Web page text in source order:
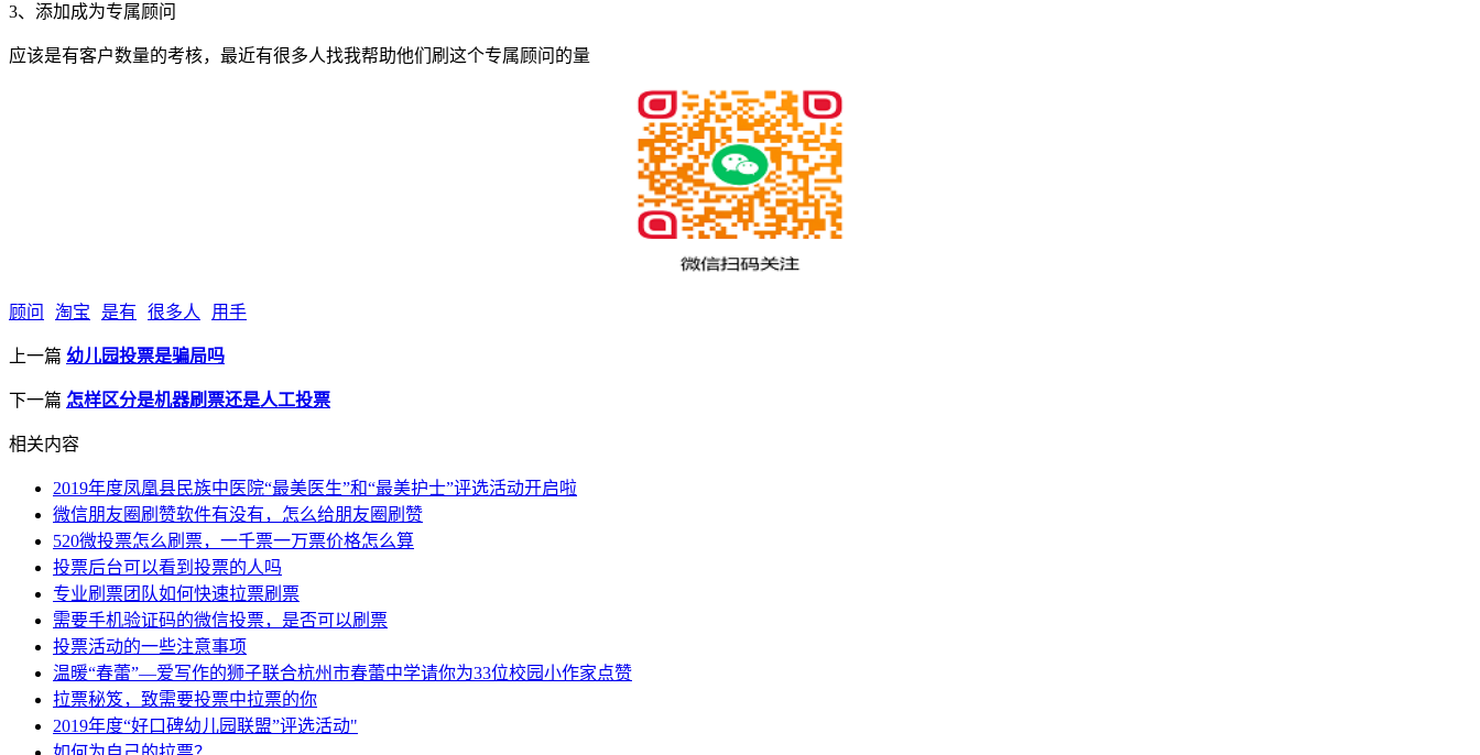
3、添加成为专属顾问
应该是有客户数量的考核，最近有很多人找我帮助他们刷这个专属顾问的量
顾问 淘宝 是有 很多人 用手
上一篇 幼儿园投票是骗局吗
下一篇 怎样区分是机器刷票还是人工投票
相关内容
2019年度凤凰县民族中医院“最美医生”和“最美护士”评选活动开启啦
微信朋友圈刷赞软件有没有，怎么给朋友圈刷赞
520微投票怎么刷票，一千票一万票价格怎么算
投票后台可以看到投票的人吗
专业刷票团队如何快速拉票刷票
需要手机验证码的微信投票，是否可以刷票
投票活动的一些注意事项
温暖“春蕾”—爱写作的狮子联合杭州市春蕾中学请你为33位校园小作家点赞
拉票秘笈，致需要投票中拉票的你
2019年度“好口碑幼儿园联盟”评选活动"